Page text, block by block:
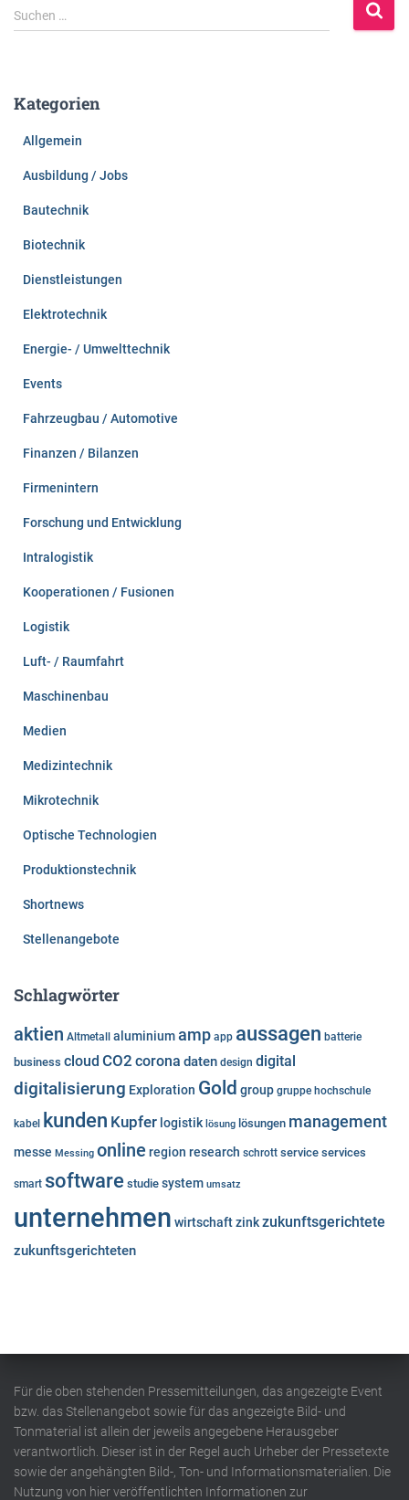
S
u
n
Suchen …
Kategorien
Allgemein
Ausbildung / Jobs
Bautechnik
Biotechnik
Dienstleistungen
Elektrotechnik
Energie- / Umwelttechnik
Events
Fahrzeugbau / Automotive
Finanzen / Bilanzen
Firmenintern
Forschung und Entwicklung
Intralogistik
Kooperationen / Fusionen
Logistik
Luft- / Raumfahrt
Maschinenbau
Medien
Medizintechnik
Mikrotechnik
Optische Technologien
Produktionstechnik
Shortnews
Stellenangebote
Schlagwörter
aktien Altmetall aluminiumamp app aussagen batterie
business cloud CO2 corona daten design digital
digitalisierung Exploration Gold group gruppe hochschule
kabel kunden Kupfer logistik lösung lösungen management
messe Messing online region research schrott service services
smart software studie system umsatz
unternehmen wirtschaftzinkzukunftsgerichtete
zukunftsgerichteten
Für die oben stehenden Pressemitteilungen, das angezeigte Event
bzw. das Stellenangebot sowie für das angezeigte Bild- und
Tonmaterial ist allein der jeweils angegebene Herausgeber
verantwortlich. Dieser ist in der Regel auch Urheber der Pressetexte
sowie der angehängten Bild-, Ton- und Informationsmaterialien. Die
Nutzung von hier veröffentlichten Informationen zur